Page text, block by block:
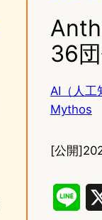
36
AI（人工
Mythos
[公開]